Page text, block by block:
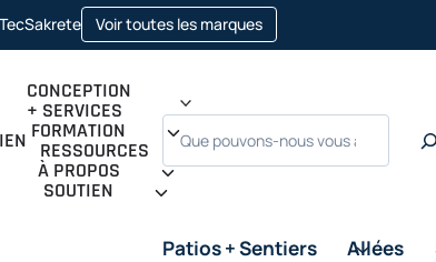
a new tab
Sakrete
opens in a new tabVoir toutes les marquesopens in a new tab
CONCEPTION
+ SERVICES
FORMATION
RESSOURCES
À PROPOS
SOUTIEN
Recherche
Patios + Sentiers Allées